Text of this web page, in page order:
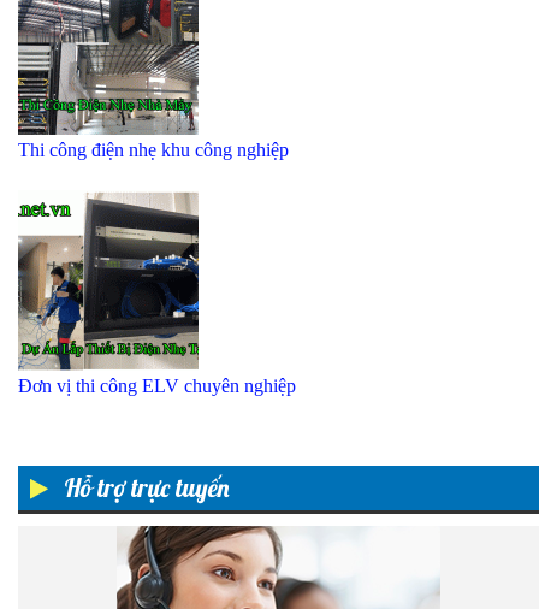
Hỗ trợ trực tuyến
Thi công điện nhẹ khu công nghiệp
Đơn vị thi công ELV chuyên nghiệp